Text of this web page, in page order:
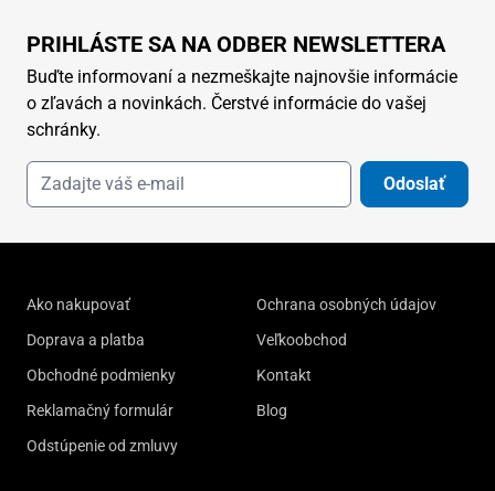
PRIHLÁSTE SA NA ODBER NEWSLETTERA
Buďte informovaní a nezmeškajte najnovšie informácie
o zľavách a novinkách. Čerstvé informácie do vašej
schránky.
Odoslať
Ako nakupovať
Doprava a platba
Obchodné podmienky
Reklamačný formulár
Odstúpenie od zmluvy
Ochrana osobných údajov
Veľkoobchod
Kontakt
Blog